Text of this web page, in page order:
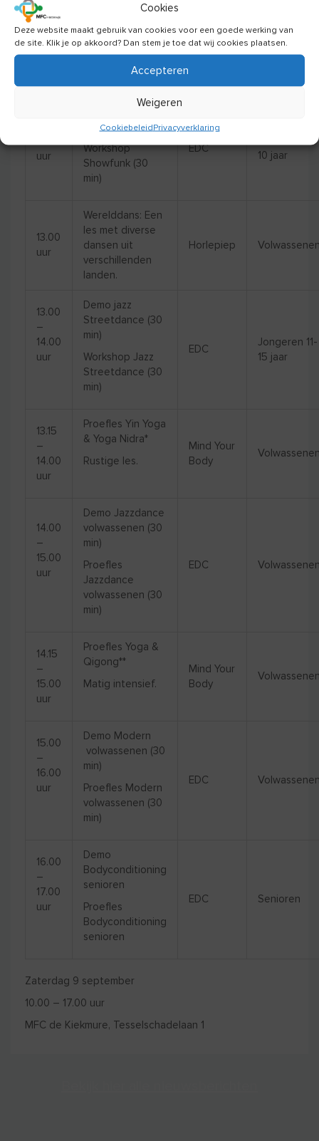
Cookies
Deze website maakt gebruik van cookies voor een goede werking van
de site. Klik je op akkoord? Dan stem je toe dat wij cookies plaatsen.
Accepteren
Weigeren
CookiebeleidPrivacyverklaring
11.30
–
12.15
Proefles Back in
Gezonde Rug**
Matig intensieve
Meld je aan.
Mind Your
Body
uur
Demo Showfunk
(30 min)
Workshop
Showfunk (30
min)
EDC
10 jaar
13.00
uur
Werelddans: Een
les met diverse
dansen uit
verschillenden
landen.
Horlepiep
13.00
–
14.00
uur
Demo jazz
Streetdance (30
min)
Workshop Jazz
Streetdance (30
min)
EDC
Jongeren 11-
15 jaar
13.15
–
14.00
uur
Proefles Yin Yoga
& Yoga Nidra*
Rustige les.
Mind Your
Body
14.00
–
15.00
uur
Demo Jazzdance
volwassenen (30
min)
Proefles
Jazzdance
volwassenen (30
min)
EDC
14.15
–
15.00
uur
Proefles Yoga &
Qigong**
Matig intensief.
Mind Your
Body
15.00
–
16.00
uur
Demo Modern
volwassenen (30
min)
Proefles Modern
volwassenen (30
min)
EDC
16.00
–
17.00
uur
Demo
Bodyconditioning
senioren
Proefles
Bodyconditioning
senioren
EDC Senioren
Zaterdag 9 september
10.00 – 17.00 uur
MFC de Kiekmure, Tesselschadelaan 1